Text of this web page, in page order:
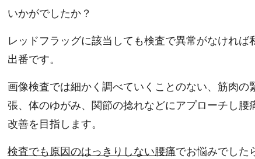
いかがでしたか？
レッドフラッグに該当しても検査で異常がなければ
出番です。
画像検査では細かく調べていくことのない、筋肉の
張、体のゆがみ、関節の捻れなどにアプローチし腰
改善を目指します。
検査でも原因のはっきりしない腰痛でお悩みでした